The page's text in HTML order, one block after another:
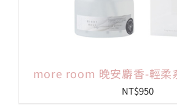
more room 晚安麝香-輕柔
NT$950